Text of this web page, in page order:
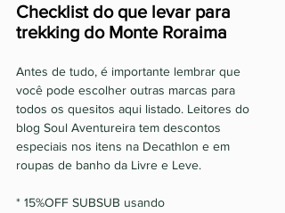
Checklist do que levar para
trekking do Monte Roraima
Antes de tudo, é importante lembrar que
você pode escolher outras marcas para
todos os quesitos aqui listado. Leitores do
blog Soul Aventureira tem descontos
especiais nos itens na Decathlon e em
roupas de banho da Livre e Leve.
* 15%OFF SUBSUB usando